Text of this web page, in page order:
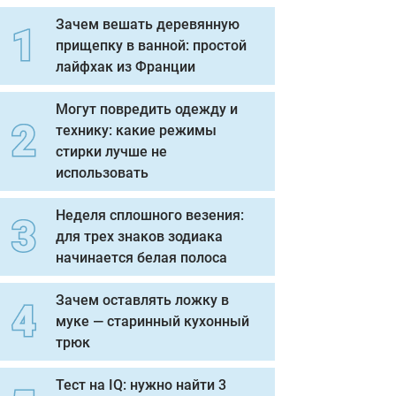
Зачем вешать деревянную
прищепку в ванной: простой
лайфхак из Франции
Могут повредить одежду и
технику: какие режимы
стирки лучше не
использовать
Неделя сплошного везения:
для трех знаков зодиака
начинается белая полоса
Зачем оставлять ложку в
муке — старинный кухонный
трюк
Тест на IQ: нужно найти 3